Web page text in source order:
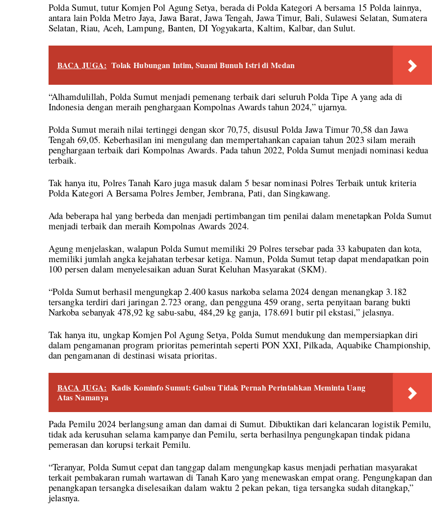
Polda Sumut, tutur Komjen Pol Agung Setya, berada di Polda Kategori A bersama 15 Polda lainnya,
antara lain Polda Metro Jaya, Jawa Barat, Jawa Tengah, Jawa Timur, Bali, Sulawesi Selatan, Sumatera
Selatan, Riau, Aceh, Lampung, Banten, DI Yogyakarta, Kaltim, Kalbar, dan Sulut.
BACA JUGA: Tolak Hubungan Intim, Suami Bunuh Istri di Medan
“Alhamdulillah, Polda Sumut menjadi pemenang terbaik dari seluruh Polda Tipe A yang ada di
Indonesia dengan meraih penghargaan Kompolnas Awards tahun 2024,” ujarnya.
Polda Sumut meraih nilai tertinggi dengan skor 70,75, disusul Polda Jawa Timur 70,58 dan Jawa
Tengah 69,05. Keberhasilan ini mengulang dan mempertahankan capaian tahun 2023 silam meraih
penghargaan terbaik dari Kompolnas Awards. Pada tahun 2022, Polda Sumut menjadi nominasi kedua
terbaik.
Tak hanya itu, Polres Tanah Karo juga masuk dalam 5 besar nominasi Polres Terbaik untuk kriteria
Polda Kategori A Bersama Polres Jember, Jembrana, Pati, dan Singkawang.
Ada beberapa hal yang berbeda dan menjadi pertimbangan tim penilai dalam menetapkan Polda Sumut
menjadi terbaik dan meraih Kompolnas Awards 2024.
Agung menjelaskan, walapun Polda Sumut memiliki 29 Polres tersebar pada 33 kabupaten dan kota,
memiliki jumlah angka kejahatan terbesar ketiga. Namun, Polda Sumut tetap dapat mendapatkan poin
100 persen dalam menyelesaikan aduan Surat Keluhan Masyarakat (SKM).
“Polda Sumut berhasil mengungkap 2.400 kasus narkoba selama 2024 dengan menangkap 3.182
tersangka terdiri dari jaringan 2.723 orang, dan pengguna 459 orang, serta penyitaan barang bukti
Narkoba sebanyak 478,92 kg sabu-sabu, 484,29 kg ganja, 178.691 butir pil ekstasi,” jelasnya.
Tak hanya itu, ungkap Komjen Pol Agung Setya, Polda Sumut mendukung dan mempersiapkan diri
dalam pengamanan program prioritas pemerintah seperti PON XXI, Pilkada, Aquabike Championship,
dan pengamanan di destinasi wisata prioritas.
BACA JUGA: Kadis Kominfo Sumut: Gubsu Tidak Pernah Perintahkan Meminta Uang
Atas Namanya
Pada Pemilu 2024 berlangsung aman dan damai di Sumut. Dibuktikan dari kelancaran logistik Pemilu,
tidak ada kerusuhan selama kampanye dan Pemilu, serta berhasilnya pengungkapan tindak pidana
pemerasan dan korupsi terkait Pemilu.
“Teranyar, Polda Sumut cepat dan tanggap dalam mengungkap kasus menjadi perhatian masyarakat
terkait pembakaran rumah wartawan di Tanah Karo yang menewaskan empat orang. Pengungkapan dan
penangkapan tersangka diselesaikan dalam waktu 2 pekan pekan, tiga tersangka sudah ditangkap,”
jelasnya.